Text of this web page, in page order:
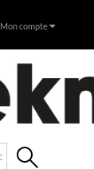
Mon compte